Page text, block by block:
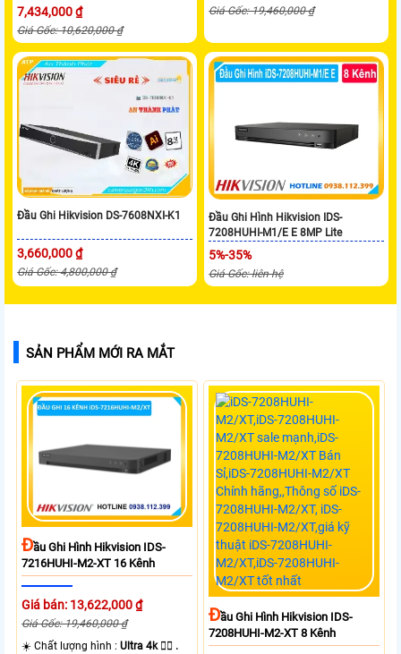
7,434,000 ₫
Giá Gốc: 10,620,000 ₫
Giá Gốc: 19,460,000 ₫
Đầu Ghi Hikvision DS-7608NXI-K1
3,660,000 ₫
Giá Gốc: 4,800,000 ₫
Đầu Ghi Hình Hikvision IDS-
7208HUHI-M1/E E 8MP Lite
5%-35%
Giá Gốc: liên hệ
SẢN PHẨM MỚI RA MẮT
ĐẦu Ghi Hình Hikvision IDS-
7216HUHI-M2-XT 16 Kênh
Giá bán: 13,622,000 ₫
Giá Gốc: 19,460,000 ₫
☀️ Chất lượng hình :Ultra 4k 👍🏾 .
ĐẦu Ghi Hình Hikvision IDS-
7208HUHI-M2-XT 8 Kênh